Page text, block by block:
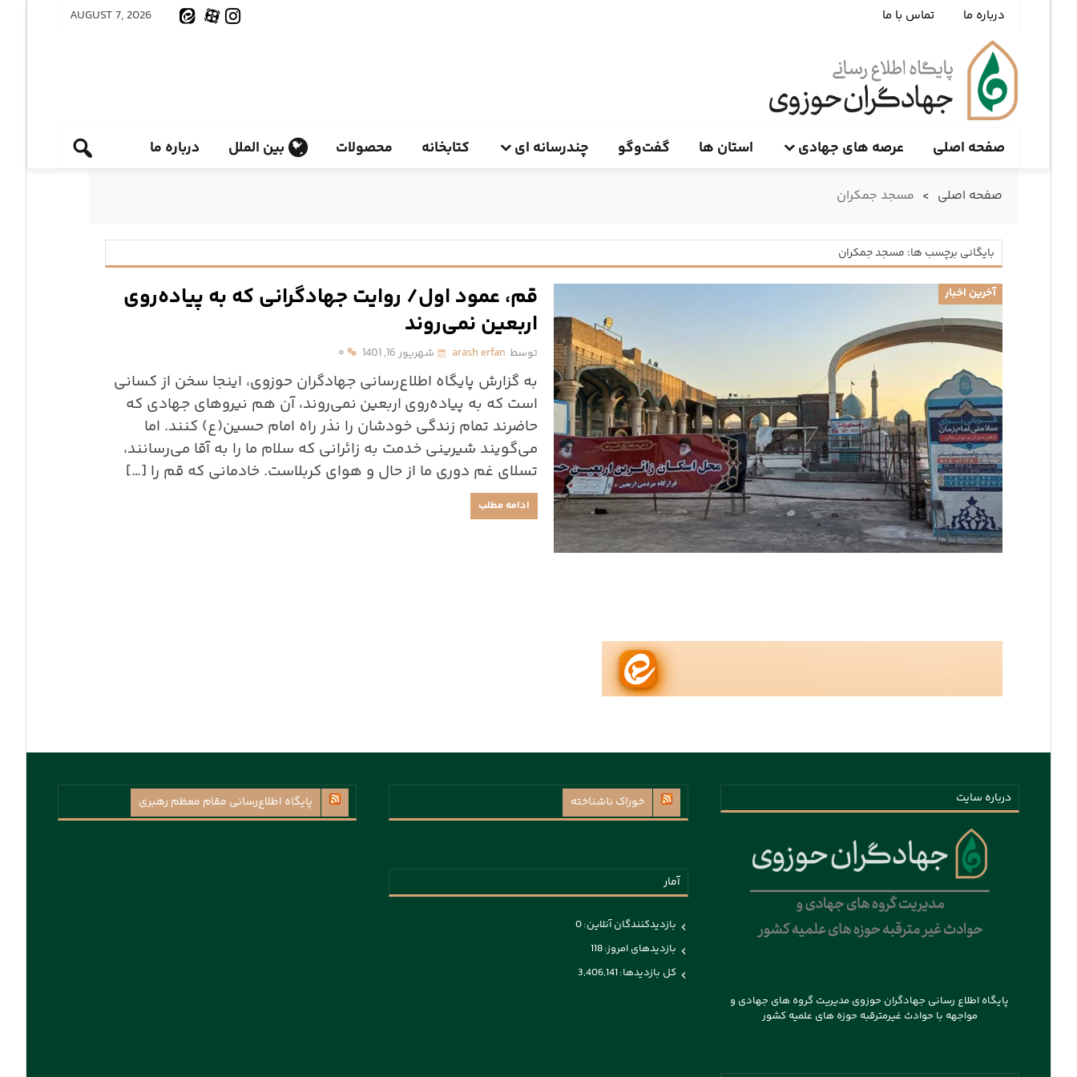
درباره ما تماس با ما AUGUST 7, 2026
صفحه اصلی عرصه های جهادی استان ها گفت‌وگو چندرسانه ای کتابخانه محصولات بین الملل درباره ما
صفحه اصلی > مسجد جمکران
بایگانی برچسب ها: مسجد جمکران
آخرین اخبار
قم، عمود اول/ روایت جهادگرانی که به پیاده‌روی
اربعین نمی‌روند
توسط arash erfan شهریور 16, 1401 ۰
به گزارش پایگاه اطلاع‌رسانی جهادگران حوزوی، اینجا سخن از کسانی
است که به پیاده‌روی اربعین نمی‌روند، آن هم نیروهای جهادی که
حاضرند تمام زندگی خودشان را نذر راه امام حسین(ع) کنند. اما
می‌گویند شیرینی خدمت به زائرانی که سلام ما را به آقا می‌رسانند،
تسلای غم دوری ما از حال و هوای کربلاست. خادمانی که قم را […]
ادامه مطلب
درباره سایت
پایگاه اطلاع رسانی جهادگران حوزوی مدیریت گروه های جهادی و
مواجهه با حوادث غیرمترقبه حوزه های علمیه کشور
خوراک ناشناخته
آمار
بازدیدکنندگان آنلاین:0
بازدیدهای امروز:118
کل بازدیدها:3,406,141
پايگاه اطلاع‌رسانی مقام معظم رهبری